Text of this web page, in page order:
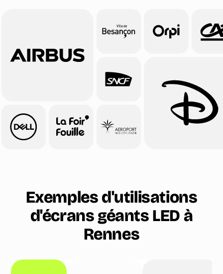
Exemples d'utilisations
d'écrans géants LED à
Rennes